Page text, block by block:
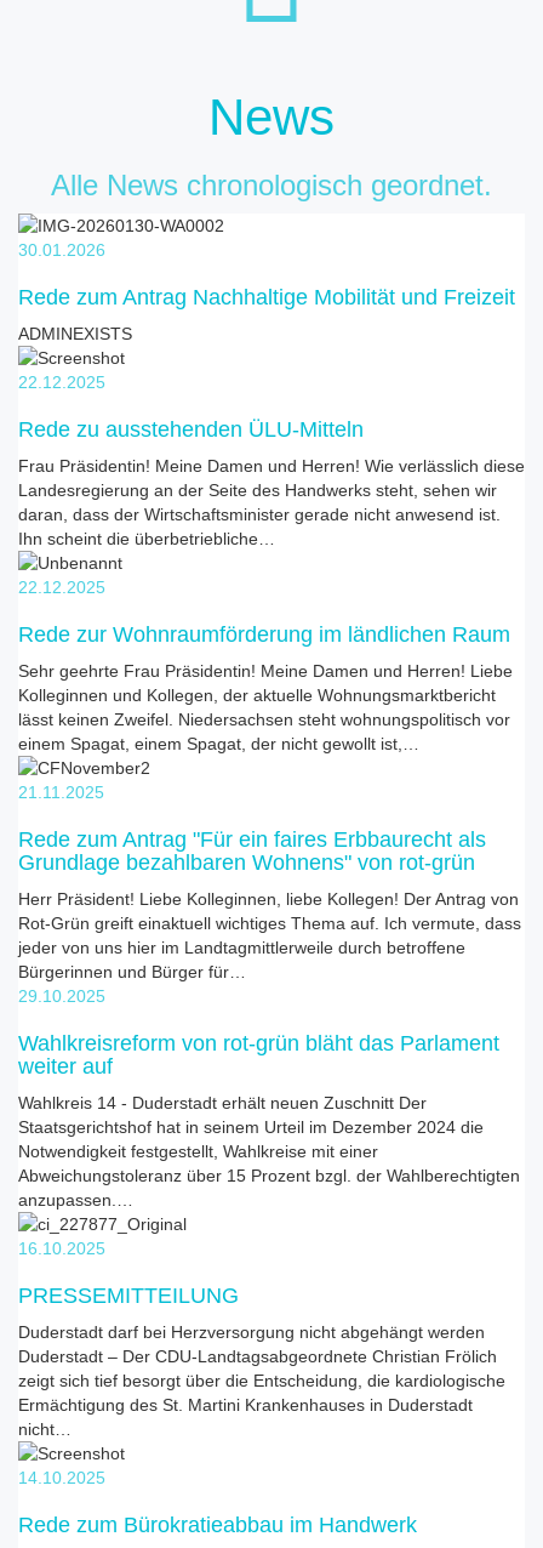
News
Alle News chronologisch geordnet.
30.01.2026
Rede zum Antrag Nachhaltige Mobilität und Freizeit
ADMINEXISTS
22.12.2025
Rede zu ausstehenden ÜLU-Mitteln
Frau Präsidentin! Meine Damen und Herren! Wie verlässlich diese
Landesregierung an der Seite des Handwerks steht, sehen wir
daran, dass der Wirtschaftsminister gerade nicht anwesend ist.
Ihn scheint die überbetriebliche…
22.12.2025
Rede zur Wohnraumförderung im ländlichen Raum
Sehr geehrte Frau Präsidentin! Meine Damen und Herren! Liebe
Kolleginnen und Kollegen, der aktuelle Wohnungsmarktbericht
lässt keinen Zweifel. Niedersachsen steht wohnungspolitisch vor
einem Spagat, einem Spagat, der nicht gewollt ist,…
21.11.2025
Rede zum Antrag "Für ein faires Erbbaurecht als
Grundlage bezahlbaren Wohnens" von rot-grün
Herr Präsident! Liebe Kolleginnen, liebe Kollegen! Der Antrag von
Rot-Grün greift einaktuell wichtiges Thema auf. Ich vermute, dass
jeder von uns hier im Landtagmittlerweile durch betroffene
Bürgerinnen und Bürger für…
29.10.2025
Wahlkreisreform von rot-grün bläht das Parlament
weiter auf
Wahlkreis 14 - Duderstadt erhält neuen Zuschnitt Der
Staatsgerichtshof hat in seinem Urteil im Dezember 2024 die
Notwendigkeit festgestellt, Wahlkreise mit einer
Abweichungstoleranz über 15 Prozent bzgl. der Wahlberechtigten
anzupassen.…
16.10.2025
PRESSEMITTEILUNG
Duderstadt darf bei Herzversorgung nicht abgehängt werden
Duderstadt – Der CDU-Landtagsabgeordnete Christian Frölich
zeigt sich tief besorgt über die Entscheidung, die kardiologische
Ermächtigung des St. Martini Krankenhauses in Duderstadt
nicht…
14.10.2025
Rede zum Bürokratieabbau im Handwerk